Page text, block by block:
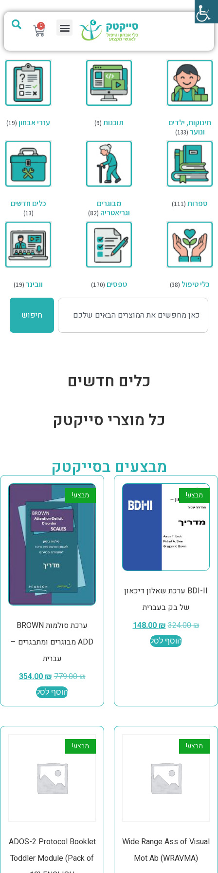
0
תינוקות, ילדים
ונוער (133)
תוכנות (9) עזרי אבחון (19)
ספרות (111)
מבוגרים
וגריאטריה (82)
כלים חדשים
(13)
כלי טיפול (38) טפסים (170) וובינר (19)
חיפוש
כלים חדשים
כל מוצרי סייקטק
מבצעים בסייקטק
מבצע!
BDI-II ערכת שאלון דיכאון
של בק בעברית
324.00₪
148.00₪
הוסף לסל
מבצע!
ערכת סולמות BROWN
ADD מבוגרים ומתבגרים –
עברית
779.00₪
354.00₪
הוסף לסל
מבצע!
Wide Range Ass of Visual
Mot Ab (WRAVMA)
מבצע!
ADOS-2 Protocol Booklet
Toddler Module (Pack of